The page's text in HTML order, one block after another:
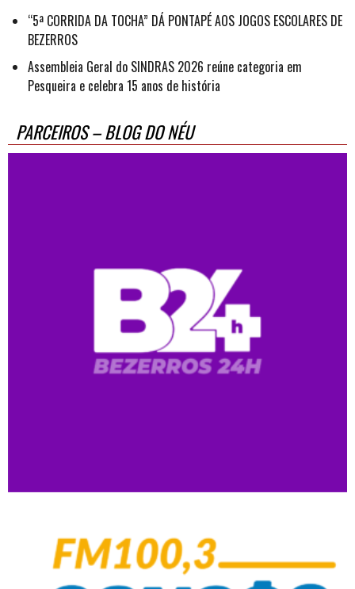
“5ª CORRIDA DA TOCHA” DÁ PONTAPÉ AOS JOGOS ESCOLARES DE
BEZERROS
Assembleia Geral do SINDRAS 2026 reúne categoria em
Pesqueira e celebra 15 anos de história
PARCEIROS – BLOG DO NÉU